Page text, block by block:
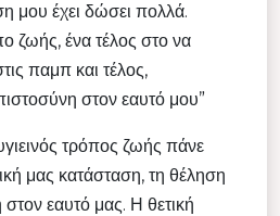
μου έχει δώσει πολλά.
ζωής, ένα τέλος στο να
παμπ και τέλος,
στον εαυτό μου”
τρόπος ζωής πάνε
μας κατάσταση, τη θέληση
στον εαυτό μας. Η θετική